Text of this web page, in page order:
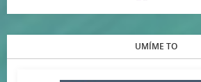
UMÍME TO